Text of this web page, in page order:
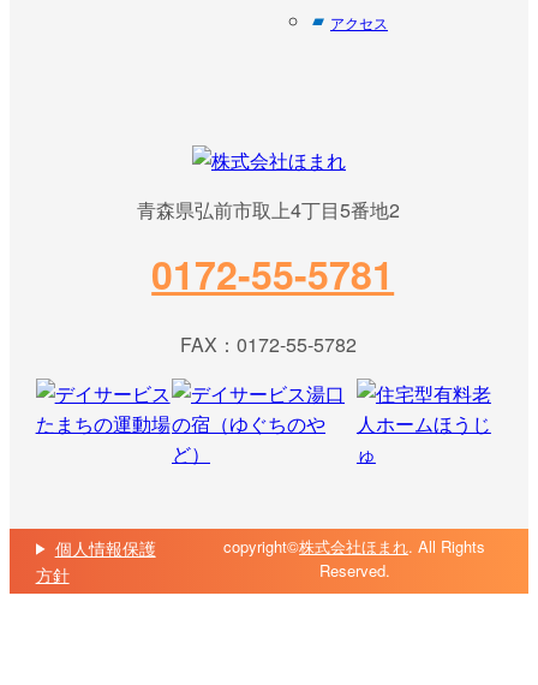
アクセス
青森県弘前市取上4丁目5番地2
0172-55-5781
FAX：0172-55-5782
個人情報保護
方針
copyright©株式会社ほまれ. All Rights
Reserved.